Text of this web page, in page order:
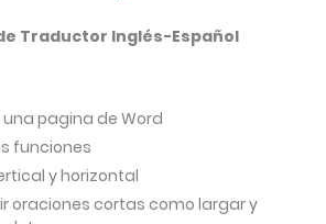
Traductor Inglés-Español
pagina de Word
funciones
y horizontal
oraciones cortas como largar y